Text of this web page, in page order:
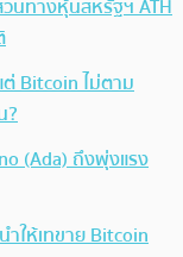
นทางหุ้นสหรัฐฯ ATH
Bitcoin ไม่ตาม
?
(Ada) ถึงพุ่งแรง
ให้เทขาย Bitcoin